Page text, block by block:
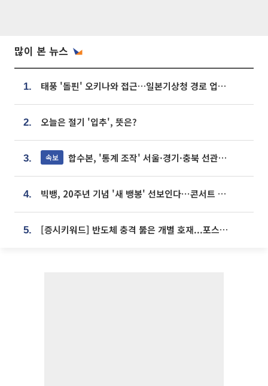
많이 본 뉴스
1. 태풍 '돌핀' 오키나와 접근…일본기상청 경로 업데이트
2. 오늘은 절기 '입추', 뜻은?
3. 속보 합수본, '통계 조작' 서울·경기·충북 선관위 등 추가 압수수색
4. 빅뱅, 20주년 기념 '새 뱅봉' 선보인다⋯콘서트 앞두고 팝업 개최
5. [증시키워드] 반도체 충격 뚫은 개별 호재...포스코퓨처엠·에코프로·한화솔루션 '눈길'